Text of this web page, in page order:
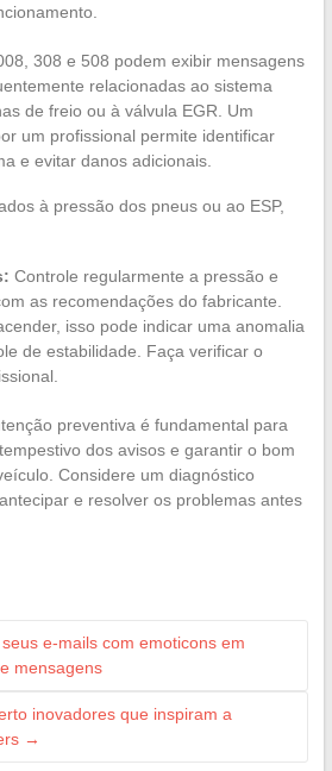
308 e 508 podem exibir mensagens
relacionadas ao sistema
de freio ou à válvula EGR. Um
um profissional permite identificar
e evitar danos adicionais.
à pressão dos pneus ou ao ESP,
Controle regularmente a pressão e
as recomendações do fabricante.
isso pode indicar uma anomalia
de estabilidade. Faça verificar o
preventiva é fundamental para
dos avisos e garantir o bom
Considere um diagnóstico
e resolver os problemas antes
e-mails com emoticons em
mensagens
inovadores que inspiram a
→